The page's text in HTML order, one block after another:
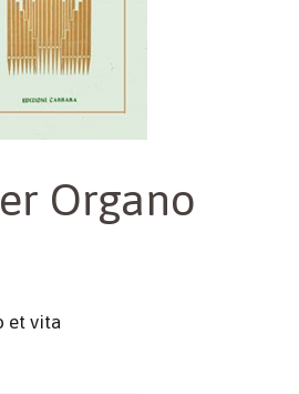
Organo
et vita